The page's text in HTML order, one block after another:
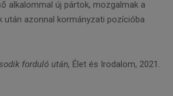
alkalommal új pártok, mozgalmak a
után azonnal kormányzati pozícióba
forduló után, Élet és Irodalom, 2021.